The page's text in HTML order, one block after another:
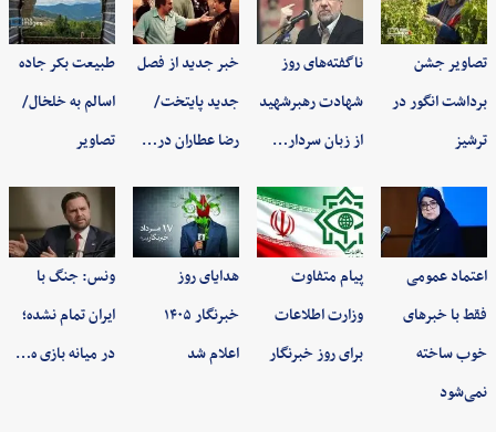
تصاویر جشن
برداشت انگور در
ترشیز
ناگفته‌های روز
شهادت رهبرشهید
از زبان سردار…
خبر جدید از فصل
جدید پایتخت/
رضا عطاران در…
طبیعت بکر جاده
اسالم به خلخال/
تصاویر
اعتماد عمومی
فقط با خبرهای
خوب ساخته
نمی‌شود
پیام متفاوت
وزارت اطلاعات
برای روز خبرنگار
هدایای روز
خبرنگار ۱۴۰۵
اعلام شد
ونس: جنگ با
ایران تمام نشده؛
در میانه بازی ه…